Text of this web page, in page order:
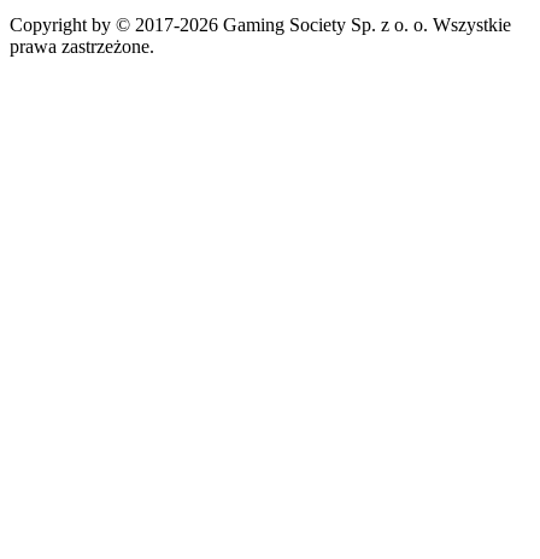
Copyright by © 2017-2026 Gaming Society Sp. z o. o. Wszystkie
prawa zastrzeżone.